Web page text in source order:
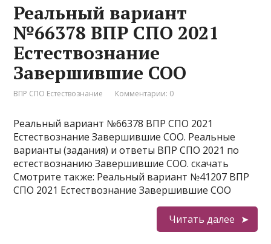
Реальный вариант
№66378 ВПР СПО 2021
Естествознание
Завершившие СОО
ВПР СПО Естествознание Комментарии: 0
Реальный вариант №66378 ВПР СПО 2021
Естествознание Завершившие СОО. Реальные
варианты (задания) и ответы ВПР СПО 2021 по
естествознанию Завершившие СОО. скачать
Смотрите также: Реальный вариант №41207 ВПР
СПО 2021 Естествознание Завершившие СОО
Читать далее